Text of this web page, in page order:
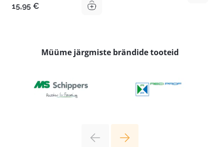
15,95 €
Müüme järgmiste brändide tooteid